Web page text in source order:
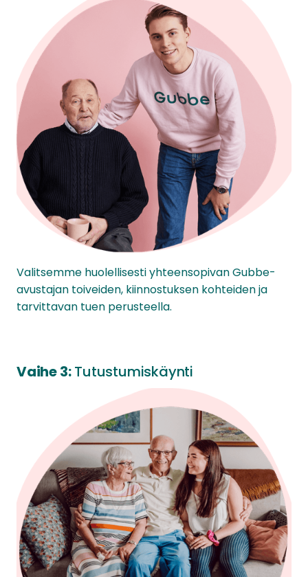
Valitsemme huolellisesti yhteensopivan Gubbe-
avustajan toiveiden, kiinnostuksen kohteiden ja
tarvittavan tuen perusteella.
Vaihe 3:Tutustumiskäynti